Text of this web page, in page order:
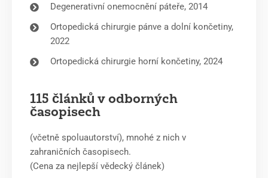
Degenerativní onemocnění páteře, 2014
Ortopedická chirurgie pánve a dolní končetiny,
2022
Ortopedická chirurgie horní končetiny, 2024
115 článků v odborných
časopisech
(včetně spoluautorství), mnohé z nich v
zahraničních časopisech.
(Cena za nejlepší vědecký článek)